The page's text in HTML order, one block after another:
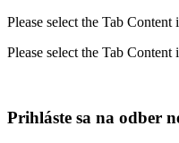
Please select the Tab
Please select the Tab
Prihláste sa na odber